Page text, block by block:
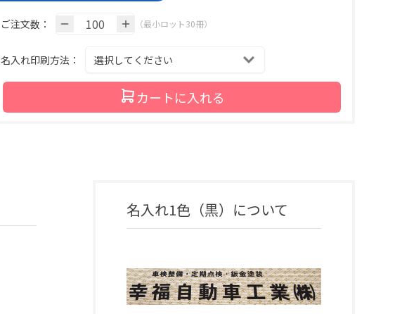
ご注文数： （最小ロット30冊）
名入れ印刷方法：
カートに入れる
名入れ1色（黒） について